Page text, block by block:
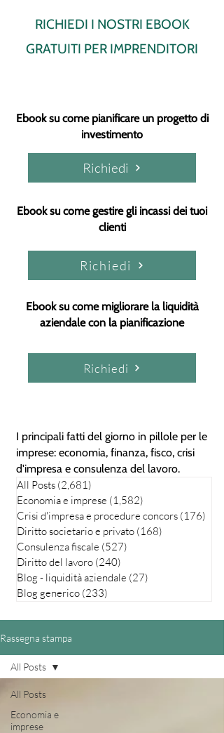
RICHIEDI I NOSTRI EBOOK
GRATUITI PER IMPRENDITORI
Ebook su come pianificare un progetto di
investimento
Richiedi
Ebook su come gestire gli incassi dei tuoi
clienti
Richiedi
Ebook su come migliorare la liquidità
aziendale con la pianificazione
Richiedi
I principali fatti del giorno in pillole per le
imprese: economia, finanza, fisco, crisi
d'impresa e consulenza del lavoro.
All Posts (2,681)
Economia e imprese (1,582)
Crisi d'impresa e procedure concors (176)
Diritto societario e privato (168)
Consulenza fiscale (527)
Diritto del lavoro (240)
Blog - liquidità aziendale (27)
Blog generico (233)
Rassegna stampa
All Posts
Economia e
imprese
All Posts